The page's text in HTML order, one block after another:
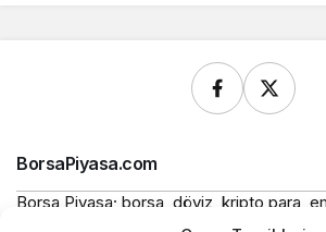
BorsaPiyasa.com
Borsa Piyasa; borsa, döviz, kripto para,
alanlarında güncel haberler, piyasa verileri